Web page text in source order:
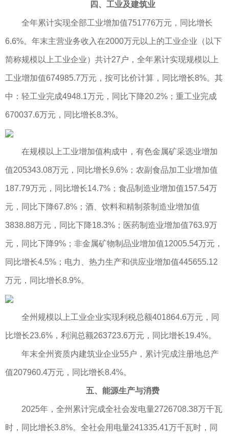
四、工业及建筑业
全年累计实现全部工业增加值751776万元，同比增长
6.6%。年末主营业务收入在2000万元以上的工业企业（以下
简称规模以上工业企业）共计27户，全年累计实现规模以上
工业增加值674985.7万元，按可比价计算，同比增长8%。其
中：轻工业完成4948.1万元，同比下降20.2%；重工业完成
670037.6万元，同比增长8.3%。
在规模以上工业增加值构成中，有色金属矿采选业增加
值205343.08万元，同比增长9.6%；农副食品加工业增加值
187.79万元，同比增长14.7%；食品制造业增加值157.54万
元，同比下降67.8%；酒、饮料和精制茶制造业增加值
3838.88万元，同比下降18.3%；医药制造业增加值763.9万
元，同比下降9%；非金属矿物制品业增加值12005.54万元，
同比增长4.5%；电力、热力生产和供应业增加值445655.12
万元，同比增长8.9%。
全州规模以上工业企业实现利税总额401864.6万元，同
比增长23.6%，利润总额263723.6万元，同比增长19.4%。
年末全州资质内建筑业企业55户，累计完成注册地总产
值207960.4万元，同比增长8.4%。
五、能源生产与消费
2025年，全州累计完成全社会发电量2726708.38万千瓦
时，同比增长3.8%。全社会用电量241335.41万千瓦时，同